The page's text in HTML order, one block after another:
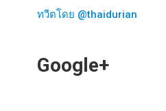
ทวีตโดย @thaidurian
Google+